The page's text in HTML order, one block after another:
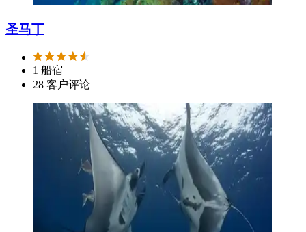
圣马丁
1 船宿
28 客户评论